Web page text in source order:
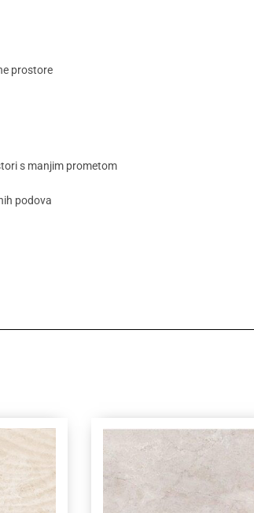
prostore
s manjim prometom
podova